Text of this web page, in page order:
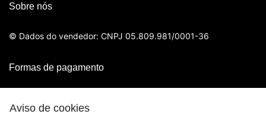
Aviso de cookies
Sobre nós
© Dados do vendedor: CNPJ 05.809.981/0001-36
Formas de pagamento